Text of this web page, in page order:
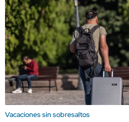
Vacaciones sin sobresaltos